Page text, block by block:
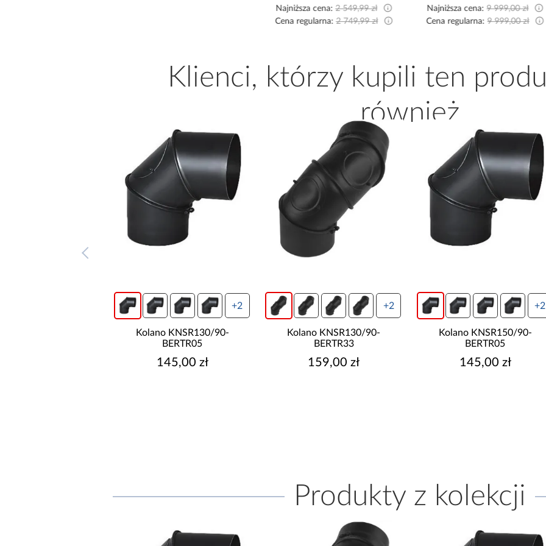
Najniższa cena: 2 549,99 zł
Cena regularna: 2 749,99 zł
Najniższa cena:9 999,00 zł
Cena regularna:9 999,00 zł
Klienci, którzy kupili ten
również
+2
Kolano KNSR130/90-
BERTR05
145,00 zł
+2
Kolano KNSR130/90-
BERTR33
159,00 zł
+2
Kolano KNSR150/90-
BERTR05
145,00 zł
Produkty z kolekcji